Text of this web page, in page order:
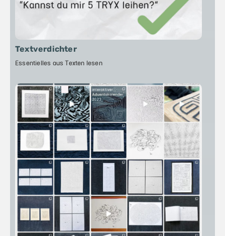
Textverdichter
Essentielles aus Texten lesen